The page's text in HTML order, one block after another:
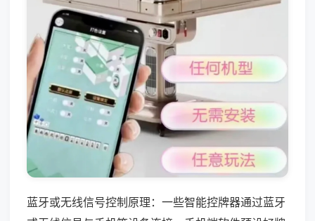
蓝牙或无线信号控制原理：一些智能控牌器通过蓝牙